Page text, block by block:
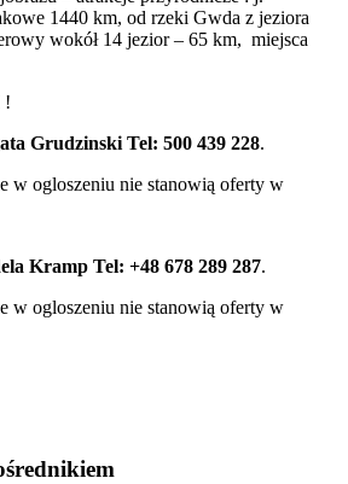
1440 km, od rzeki Gwda z jeziora
wokół 14 jezior – 65 km, miejsca
!
Grudzinski Tel: 500 439 228.
w ogloszeniu nie stanowią oferty w
Kramp Tel: +48 678 289 287.
w ogloszeniu nie stanowią oferty w